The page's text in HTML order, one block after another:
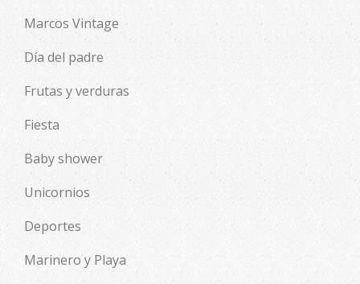
Marcos Vintage
Día del padre
Frutas y verduras
Fiesta
Baby shower
Unicornios
Deportes
Marinero y Playa